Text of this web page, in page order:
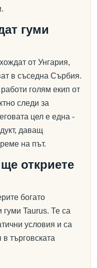
гуми
от Унгария,
в съседна Сърбия.
голям екип от
следи за
цел е една -
даващ
на път.
откриете
богато
гуми Taurus. Те са
условия и са
търговската